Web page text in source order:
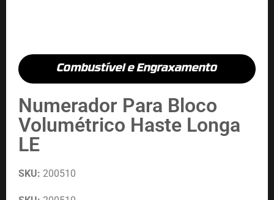
Combustível e Engraxamento
Numerador Para Bloco
Volumétrico Haste Longa
LE
SKU: 200510